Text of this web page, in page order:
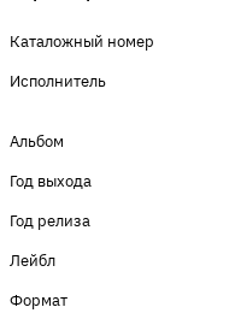
Каталожный номер
Исполнитель
Альбом
Год выхода
Год релиза
Лейбл
Формат